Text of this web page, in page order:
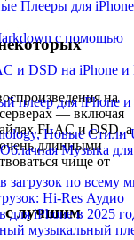
Плееры для
с помощью
и DSD на iPhone и
плеер для iPhone и
Новые Стили
Музыка для
загрузок по всему
Hi-Res Аудио
iPhone в 2025
музыкальный
на
— включая
FLAC и DSD, а
длинными
чище от
с лучшим